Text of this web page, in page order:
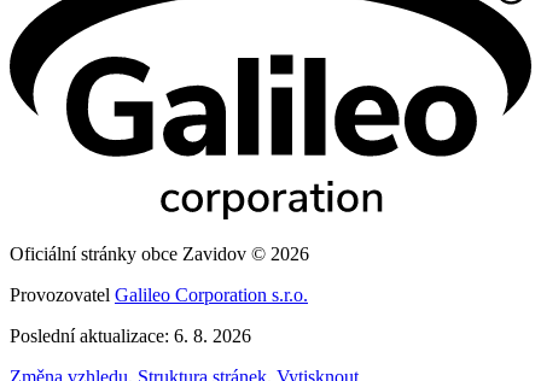
Oficiální stránky obce Zavidov © 2026
Provozovatel Galileo Corporation s.r.o.
Poslední aktualizace: 6. 8. 2026